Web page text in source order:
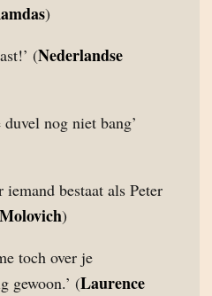
)
(Nederlandse
nog niet bang’
iemand bestaat als Peter
)
toch over je
gewoon.’ (Laurence